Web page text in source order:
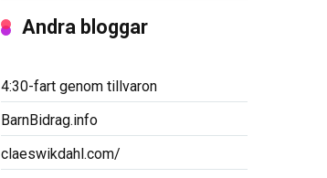
Andra bloggar
4:30-fart genom tillvaron
BarnBidrag.info
claeswikdahl.com/